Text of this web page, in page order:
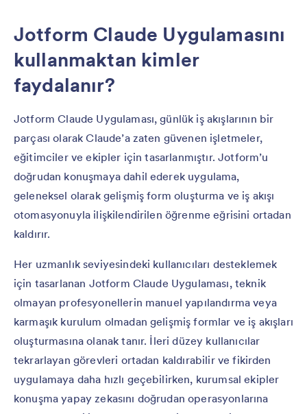
Jotform Claude Uygulamasını
kullanmaktan kimler
faydalanır?
Jotform Claude Uygulaması, günlük iş akışlarının bir
parçası olarak Claude’a zaten güvenen işletmeler,
eğitimciler ve ekipler için tasarlanmıştır. Jotform’u
doğrudan konuşmaya dahil ederek uygulama,
geleneksel olarak gelişmiş form oluşturma ve iş akışı
otomasyonuyla ilişkilendirilen öğrenme eğrisini ortadan
kaldırır.
Her uzmanlık seviyesindeki kullanıcıları desteklemek
için tasarlanan Jotform Claude Uygulaması, teknik
olmayan profesyonellerin manuel yapılandırma veya
karmaşık kurulum olmadan gelişmiş formlar ve iş akışları
oluşturmasına olanak tanır. İleri düzey kullanıcılar
tekrarlayan görevleri ortadan kaldırabilir ve fikirden
uygulamaya daha hızlı geçebilirken, kurumsal ekipler
konuşma yapay zekasını doğrudan operasyonlarına